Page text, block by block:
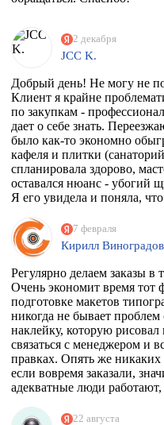
2 декабря
JCC K.
Добрый день! Не могу не
Клиент я крайне
по закупкам -
дает о себе знать.
было как-то экономно
кафеля и плитки
спланировала здорово,
оставался нюанс - убогий
Я его увидела и поняла,
фирму, которая может это
моем случае, потому что
водостойкая, под мой
учитывая, что типографии
Перерыла весь инет,
Ростова, как говорится "и
на эту организацию!
надежда, как говорится,
приняли, менеджер
отвечала на все вопросы,
после получения макета.
отдельная история -
люди!!!! Позитив сквозит
РЕКОМЕНДУЮ ВСЕМИ
7 февраля
Кирилл Виноградов
Регулярно делаем заказы в
Очень экономит время тот
подготовке макетов
никогда не бывает
наклейку, которую
связаться с менеджером и
правках. Опять же никаких
если вовремя заказали,
адекватные люди
22 августа